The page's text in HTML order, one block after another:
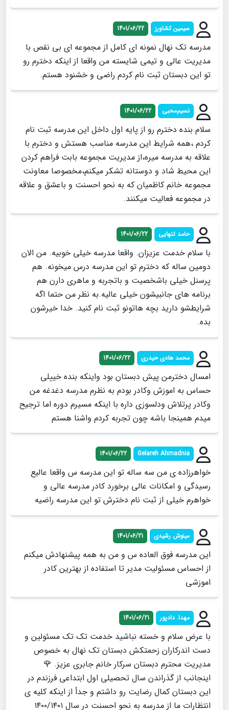
سیمین کشاورز 1401/06/22
مدرسه تک نهال نمونه ای کامل از مجموعه ای بی نقص با
مدیریت عالی و تیمی شایسته من واقعا از اینکه دخترم رو
تو این دبستان ثبت نام کردم راضی و خشنود هستم.
نسیم‌محبی 1401/06/22
سلام بنده دخترم رو از پایه اول داخل این مدرسه ثبت نام
کردم ،همه شرایط این مدرسه مناسب هستش و دخترم با
علاقه به مدرسه میره،از مدیریت مجموعه بابت فراهم کردن
این محیط شاد و دوستانه تشکر میکنم،مخصوصا معاونت
مجموعه خانم کاظمیان که به نحو احسنت و باعشق و علاقه
در مجموعه فعالیت میکنند.
حامد تنهایی 1401/06/22
با سلام خدمت عزیزان. واقعا مدرسه خیلی خوبیه. من الان
دومین ساله که دخترم تو این مدرسه درس میخونه. هم
پرسنل خیلی باشخصیت و باتجربه و ماهری دارن هم
برنامه های جانبیشون خیلی عالیه.به نظر من حتما اگه
شرایطشو دارید بچه هاتونو ثبت نام کنید. خدا خیرشون
بده.
محمد هادی حیدری 1401/06/22
امسال دخترمن پیش دبستان بود واینکه بنده خییلی
حساس به اموزش وکادر بودم به نظرم مدرسه دغدغه من
وکادر پرتلاش ودلسوزی داره با اینکه مسیرم دوره اما ترجیح
میدم همینجا باشه چون تجربه کردم واشنا هستم
Gelareh Ahmadnia
1401/06/22
خواهرزاده ی من سه ساله تو این مدرسه س واقعا عالیع
رسیدگی و امکانات عالی برخورد کادر مدرسه عالی و
خواهرم خیلی از ثبت نام دخترش تو این مدرسه راضیه
مینوش رشیدی 1401/06/21
این مدرسه فوق العاده س و من به همه پیشنهادش میکنم
از احساس مسئولیت مدیر تا استفاده از بهترین کادر
اموزشی
مهدا. دادپور 1401/06/21
با عرض سلام و خسته نباشید خدمت تک تک مسئولین و
دست اندرکاران زحمتکش دبستان تک نهال به خصوص
مدیریت محترم دبستان سرکار خانم جابری عزیز. 🌹
اینجانب از گذراندن سال تحصیلی اول ابتداعی فرزندم در
این دبستان کمال رضایت رو داشتم و جدأ از اینکه کلیه ی
انتظارات ما از مدرسه به نحو احسنت در سال ۱۴۰۰/۱۴۰۱